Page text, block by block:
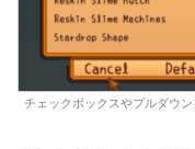
チェックボックスやプルダウ